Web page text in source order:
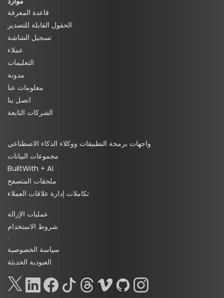
قاعدة المعرفة
الحقول القابلة للتصدير
تسجيل الشاشة
عملاء
التعليمات
مدونة
معلومات عنا
اتصل بنا
الشركات التابعة
واجهات برمجة التطبيقات ووكلاء الذكاء الاصطناعي
مجموعات البيانات
BuiltWith + AI
ملحقات المتصفح
تكاملات إدارة علاقات العملاء
عمليات الإزالة
شروط الاستخدام
·
سياسة الخصوصية
العبودية الحديثة